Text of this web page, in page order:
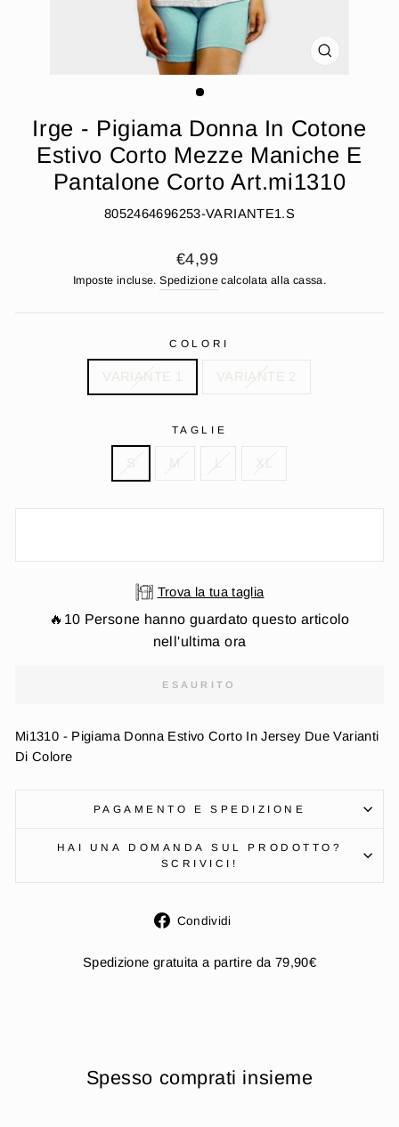
CHIUDI
Irge - Pigiama Donna In Cotone
Estivo Corto Mezze Maniche E
Pantalone Corto Art.mi1310
8052464696253-VARIANTE1.S
Prezzo
di
€4,99
Imposte incluse.Spedizionecalcolata alla cassa.
COLORI
VARIANTE 1 VARIANTE 2
TAGLIE
S M L XL
Trova la tua taglia
🔥10 Persone hanno guardato questo articolo
nell'ultima ora
ESAURITO
Mi1310 - Pigiama Donna Estivo Corto In Jersey Due Varianti
Di Colore
PAGAMENTO E SPEDIZIONE
HAI UNA DOMANDA SUL PRODOTTO?
SCRIVICI!
Condividi
Facebook
Spedizione gratuita a partire da 79,90€
Spesso comprati insieme